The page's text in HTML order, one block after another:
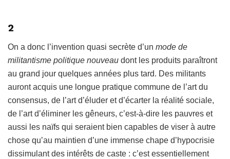
2
On a donc l’invention quasi secrète d’un mode de
militantisme politique nouveau dont les produits paraîtront
au grand jour quelques années plus tard. Des militants
auront acquis une longue pratique commune de l’art du
consensus, de l’art d’éluder et d’écarter la réalité sociale,
de l’art d’éliminer les gêneurs, c’est-à-dire les pauvres et
aussi les naïfs qui seraient bien capables de viser à autre
chose qu’au maintien d’une immense chape d’hypocrisie
dissimulant des intérêts de caste : c’est essentiellement